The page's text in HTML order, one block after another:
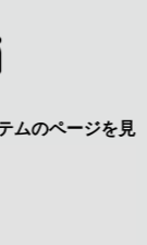
見た】で特典